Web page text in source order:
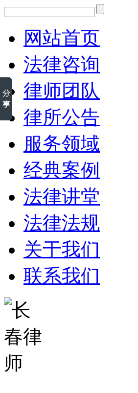
网站首页
法律咨询
律师团队
律所公告
服务领域
经典案例
法律讲堂
法律法规
关于我们
联系我们